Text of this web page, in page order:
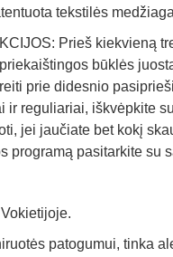
tekstilės
Prieš kiekvieną
būklės
prie didesnio
ir reguliariai, iškvėpkite
jei jaučiate bet kokį
programą pasitarkite su
patogumui, tinka